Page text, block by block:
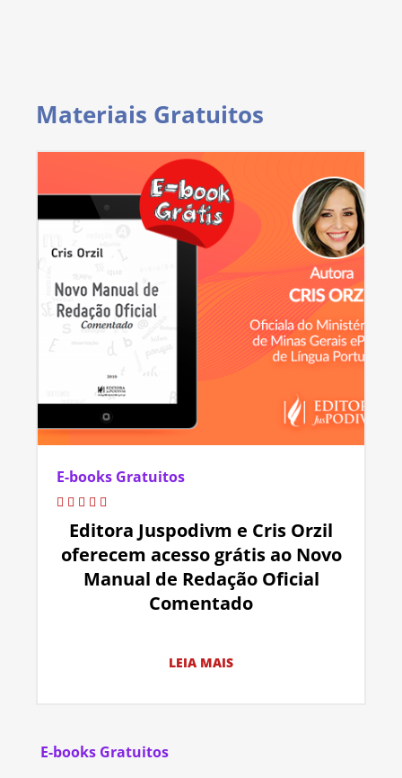
Materiais Gratuitos
E-books Gratuitos
Editora Juspodivm e Cris Orzil
oferecem acesso grátis ao Novo
Manual de Redação Oficial
Comentado
LEIA MAIS
E-books Gratuitos